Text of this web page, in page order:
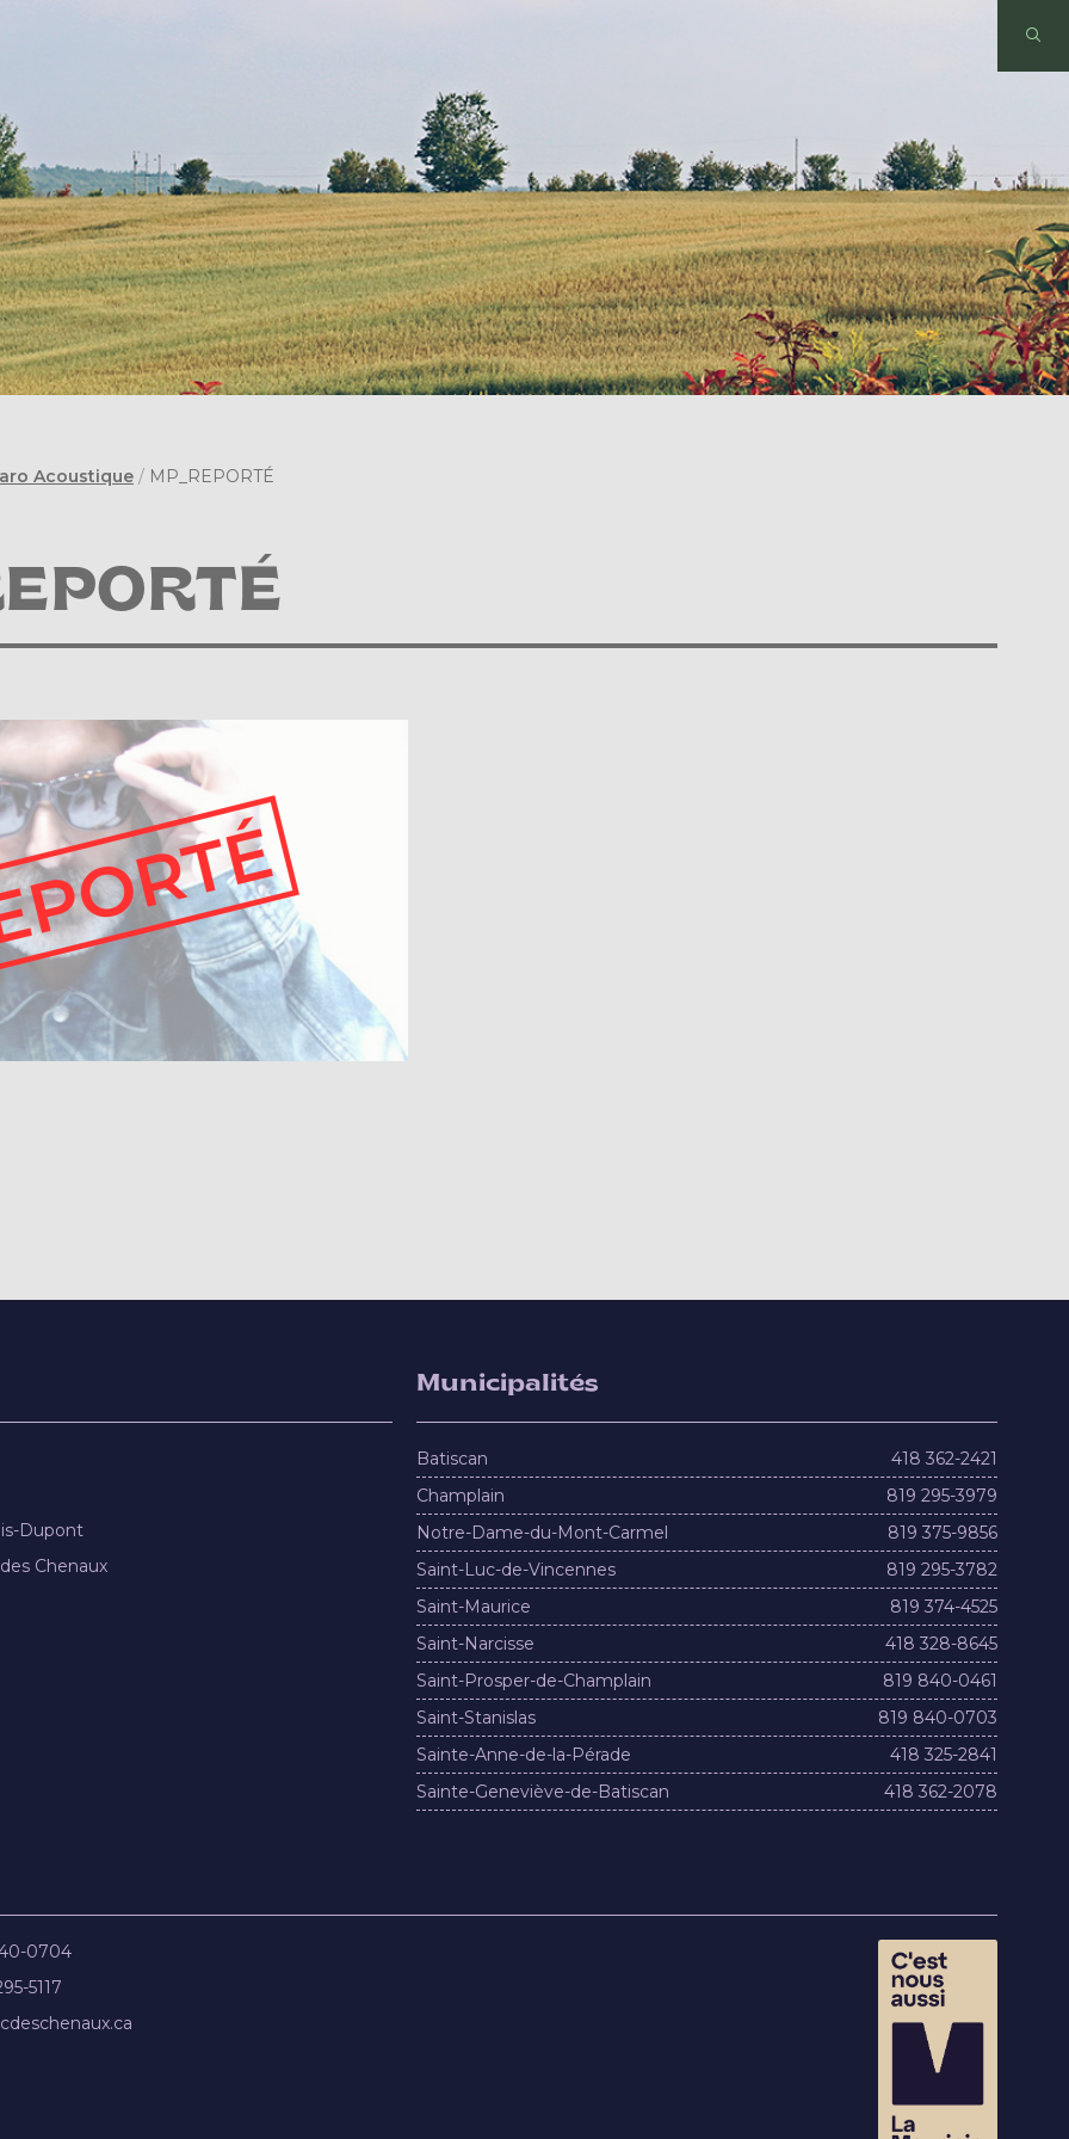
Acoustique / MP_REPORTÉ
Dupont
Chenaux
Municipalités
Batiscan
418 362-2421
Champlain
819 295-3979
Notre-Dame-du-Mont-Carmel
819 375-9856
Saint-Luc-de-Vincennes
819 295-3782
Saint-Maurice
819 374-4525
Saint-Narcisse
418 328-8645
Saint-Prosper-de-Champlain
819 840-0461
Saint-Stanislas
819 840-0703
Sainte-Anne-de-la-Pérade
418 325-2841
Sainte-Geneviève-de-Batiscan
418 362-2078
0704
5117